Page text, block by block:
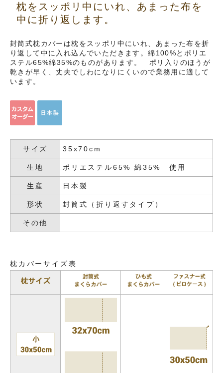
枕をスッポリ中にいれ、あまった布を
中に折り返します。
封筒式枕カバーは枕をスッポリ中にいれ、あまった布を折
り返して中に入れ込んでいただきます。綿100%とポリエ
ステル65%綿35%のものがあります。 ポリ入りのほうが
乾きが早く、丈夫でしわになりにくいので業務用に適して
います。
サイズ 35x70cm
生地 ポリエステル65% 綿35% 使用
生産 日本製
形状 封筒式（折り返すタイプ）
その他
枕カバーサイズ表